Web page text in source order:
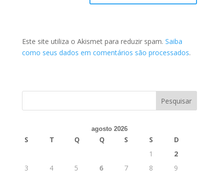
Este site utiliza o Akismet para reduzir spam. Saiba
como seus dados em comentários são processados.
agosto 2026
S T Q Q S S
D
1
2
3
4 5 6 7 8
9